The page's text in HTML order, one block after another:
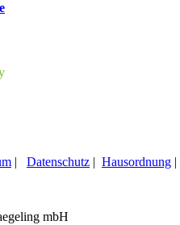
| Datenschutz | Hausordnung |
mbH